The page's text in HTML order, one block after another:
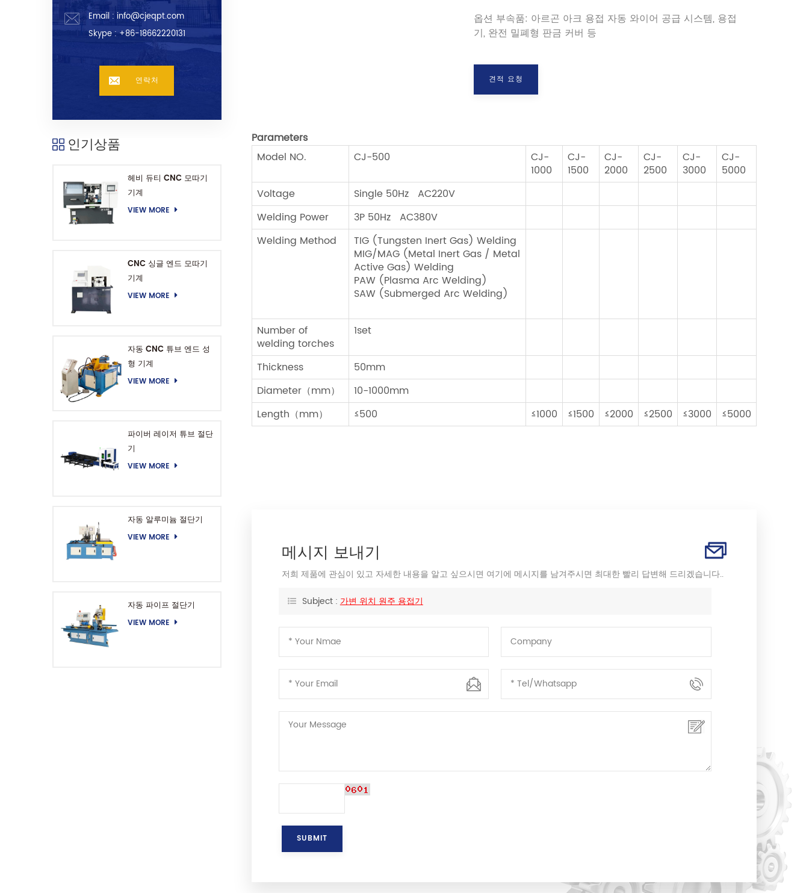
Email : info@cjeqpt.com
Skype :+86-18662220131
연락처
인기상품
헤비 듀티 CNC 모따기
기계
VIEW MORE
CNC 싱글 엔드 모따기
기계
VIEW MORE
자동 CNC 튜브 엔드 성
형 기계
VIEW MORE
파이버 레이저 튜브 절단
기
VIEW MORE
자동 알루미늄 절단기
VIEW MORE
자동 파이프 절단기
VIEW MORE
옵션 부속품: 아르곤 아크 용접 자동 와이어 공급 시스템, 용접
기, 완전 밀폐형 판금 커버 등
견적 요청
Parameters
Model NO.
CJ-500
CJ-
1000
CJ-
1500
CJ-
2000
CJ-
2500
CJ-
3000
CJ-
5000
Voltage
Single 50Hz AC220V
Welding Power
3P 50Hz AC380V
Welding Method
TIG (Tungsten Inert Gas) Welding
MIG/MAG (Metal Inert Gas / Metal
Active Gas) Welding
PAW (Plasma Arc Welding)
SAW (Submerged Arc Welding)
Number of
welding torches
1set
Thickness
50mm
Diameter（mm）
10-1000mm
Length（mm）
≤500 ≤1000 ≤1500 ≤2000 ≤2500 ≤3000 ≤5000
메시지 보내기
저희 제품에 관심이 있고 자세한 내용을 알고 싶으시면 여기에 메시지를 남겨주시면 최대한 빨리 답변해 드리겠습니다..
Subject :가변 위치 원주 용접기